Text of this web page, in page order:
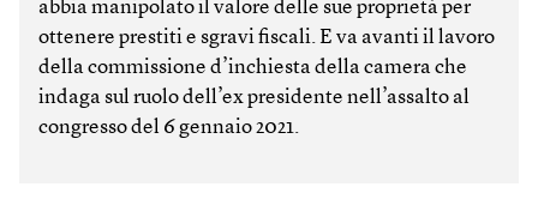
abbia manipolato il valore delle sue proprietà per
ottenere prestiti e sgravi fiscali. E va avanti il lavoro
della commissione d’inchiesta della camera che
indaga sul ruolo dell’ex presidente nell’assalto al
congresso del 6 gennaio 2021.